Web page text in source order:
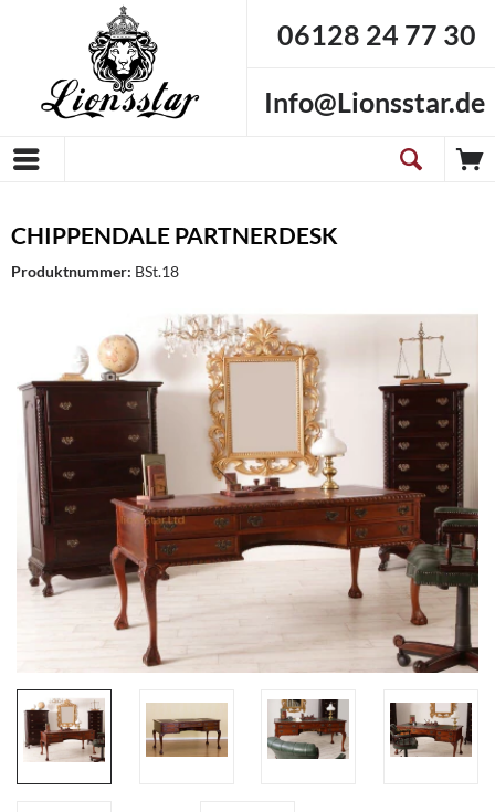
06128 24 77 30
Info@Lionsstar.de
CHIPPENDALE PARTNERDESK
Produktnummer: BSt.18